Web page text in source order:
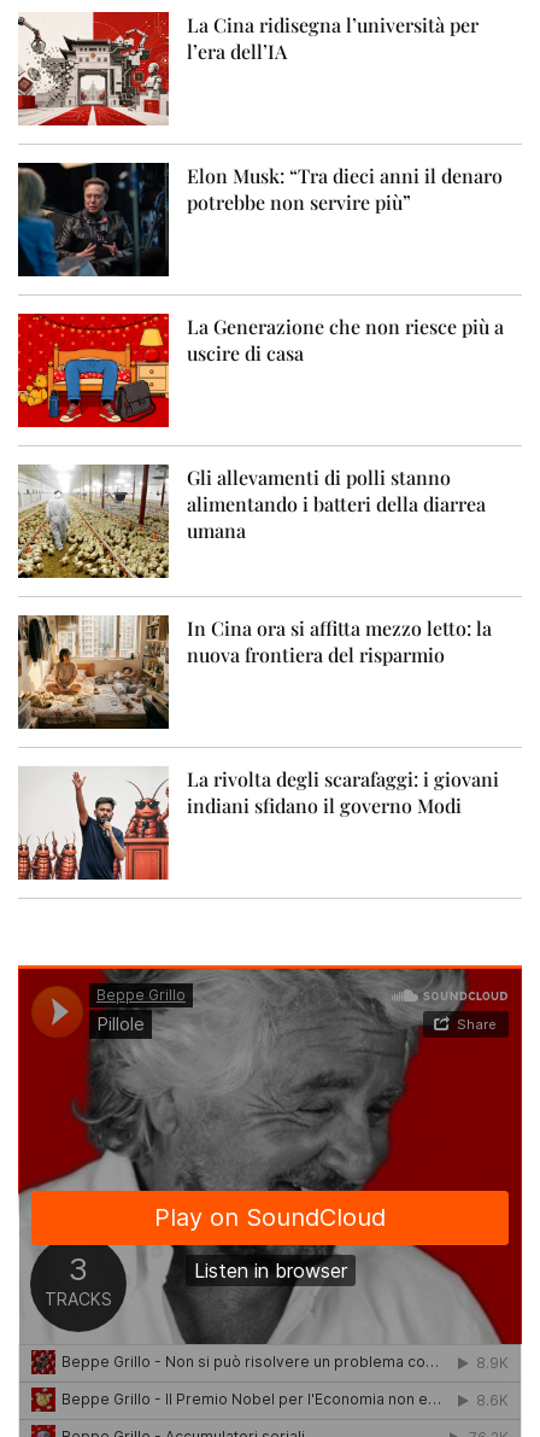
La Cina ridisegna l’università per
l’era dell’IA
Elon Musk: “Tra dieci anni il denaro
potrebbe non servire più”
La Generazione che non riesce più a
uscire di casa
Gli allevamenti di polli stanno
alimentando i batteri della diarrea
umana
In Cina ora si affitta mezzo letto: la
nuova frontiera del risparmio
La rivolta degli scarafaggi: i giovani
indiani sfidano il governo Modi